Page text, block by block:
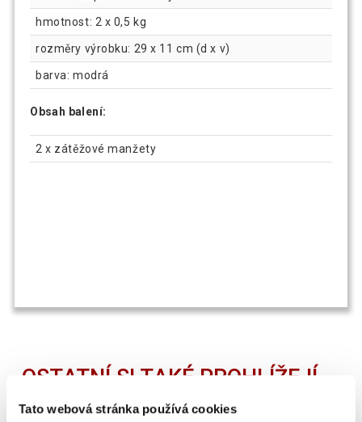
Tato webová stránka používá cookies
hmotnost: 2 x 0,5 kg
rozměry výrobku: 29 x 11 cm (d x v)
barva: modrá
Obsah balení:
2 x zátěžové manžety
OSTATNÍ SI TAKÉ PROHLÍŽEJÍ